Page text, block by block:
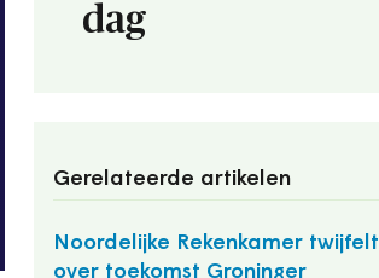
dag
Gerelateerde artikelen
Noordelijke Rekenkamer twijfelt
over toekomst Groninger